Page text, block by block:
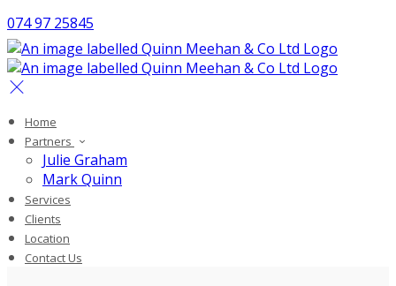
074 97 25845
Home
Partners
Julie Graham
Mark Quinn
Services
Clients
Location
Contact Us